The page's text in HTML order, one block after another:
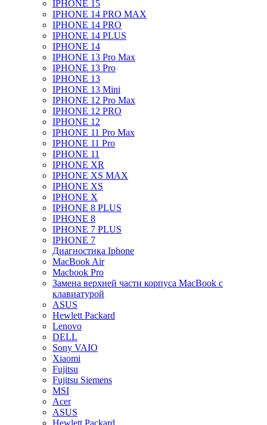
IPHONE 15
IPHONE 14 PRO MAX
IPHONE 14 PRO
IPHONE 14 PLUS
IPHONE 14
IPHONE 13 Pro Max
IPHONE 13 Pro
IPHONE 13
IPHONE 13 Mini
IPHONE 12 Pro Max
IPHONE 12 PRO
IPHONE 12
IPHONE 11 Pro Max
IPHONE 11 Pro
IPHONE 11
IPHONE XR
IPHONE XS MAX
IPHONE XS
IPHONE X
IPHONE 8 PLUS
IPHONE 8
IPHONE 7 PLUS
IPHONE 7
Диагностика Iphone
MacBook Air
Macbook Pro
Замена верхней части корпуса MacBook с
клавиатурой
ASUS
Hewlett Packard
Lenovo
DELL
Sony VAIO
Xiaomi
Fujitsu
Fujitsu Siemens
MSI
Acer
ASUS
Hewlett Packard